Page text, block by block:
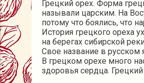
Грецкий орех. Форма
называли царским. На
потому что боялись, что
История грецкого ореха
на берегах сибирской
Свое название в русском
В грецком орехе много
здоровья сердца.